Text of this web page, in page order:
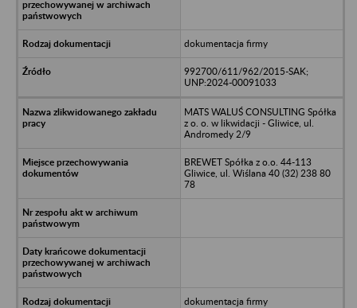
dokumentacja firmy
992700/611/962/2015-SAK;
UNP:2024-00091033
MATS WALUŚ CONSULTING Spółka
z o. o. w likwidacji - Gliwice, ul.
Andromedy 2/9
BREWET Spółka z o.o. 44-113
Gliwice, ul. Wiślana 40 (32) 238 80
78
dokumentacja firmy